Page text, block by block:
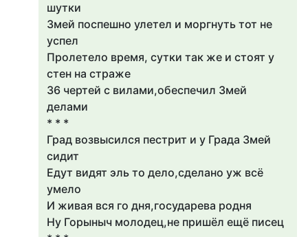
шутки
Змей поспешно улетел и моргнуть тот не
успел
Пролетело время, сутки так же и стоят у
стен на страже
36 чертей с вилами,обеспечил Змей
делами
* * *
Град возвысился пестрит и у Града Змей
сидит
Едут видят эль то дело,сделано уж всё
умело
И живая вся го дня,государева родня
Ну Горыныч молодец,не пришёл ещё писец